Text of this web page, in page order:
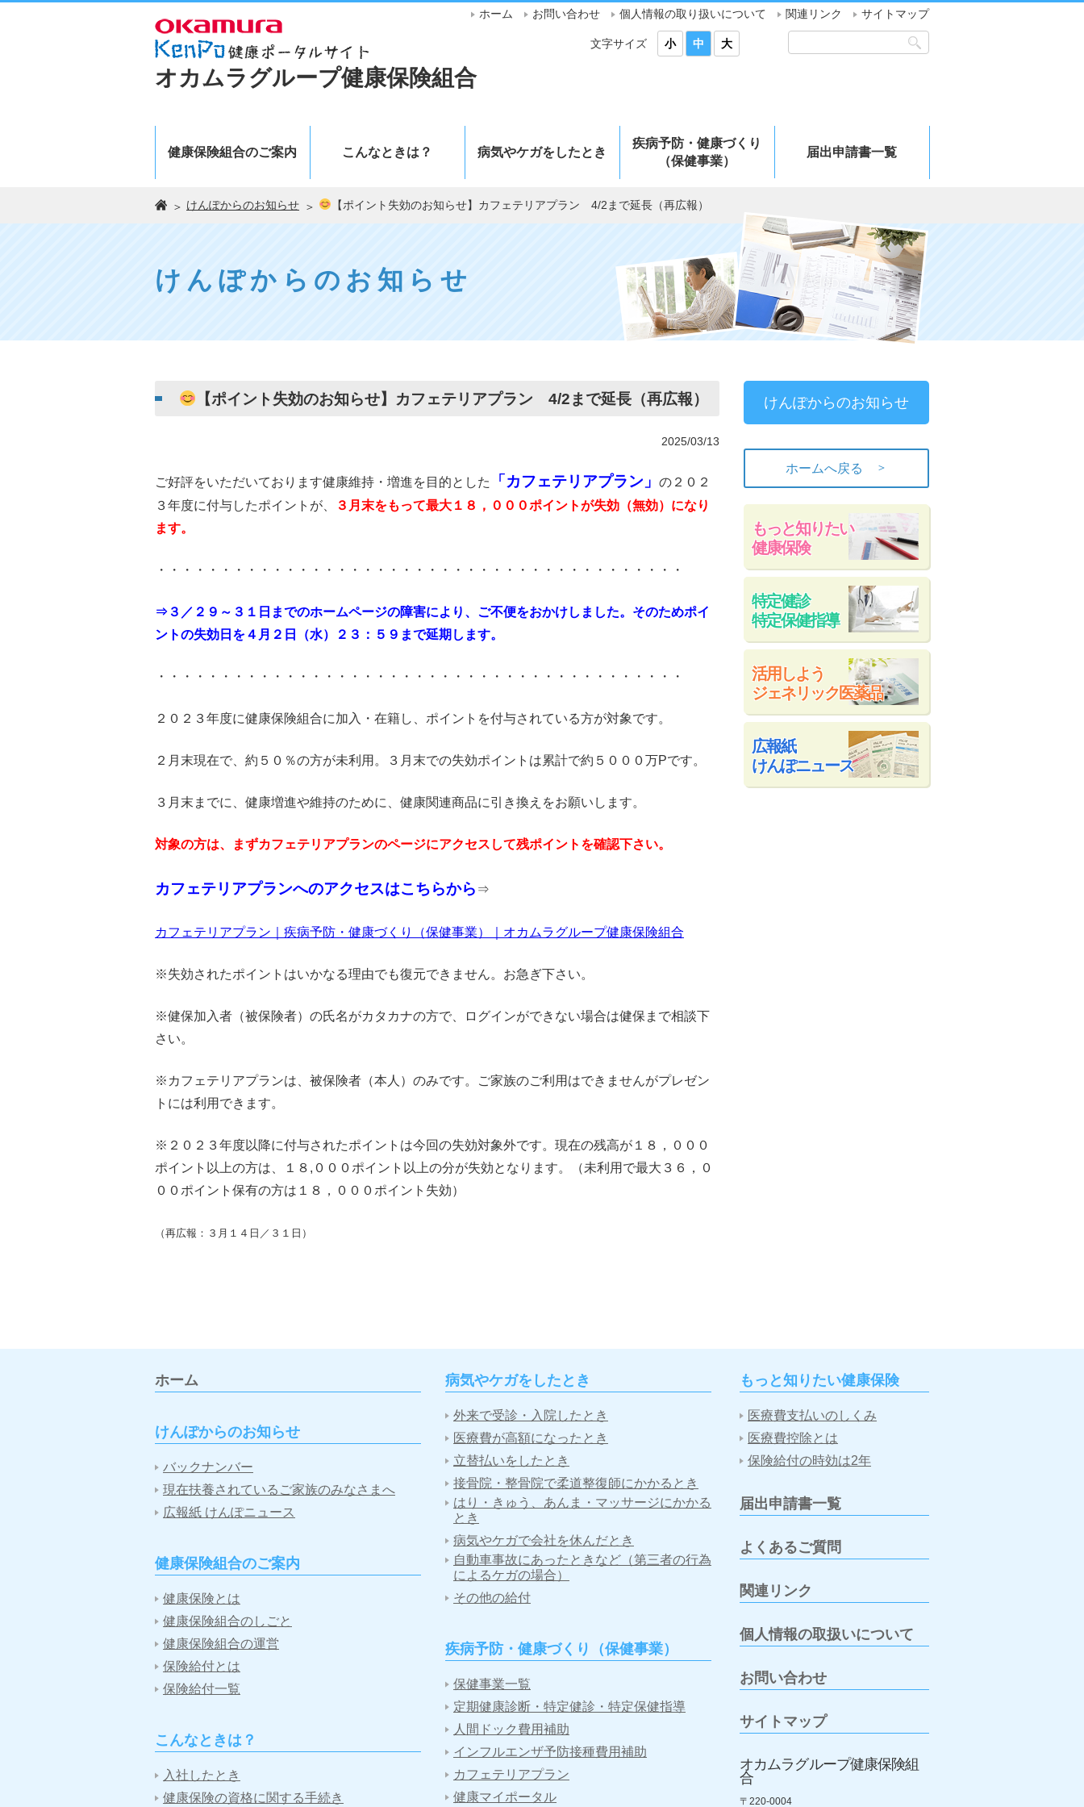
オカムラグループ健康保険組合
ホーム お問い合わせ 個人情報の取り扱いについて 関連リンク サイトマップ
文字サイズ 小 中 大
健康保険組合のご案内 こんなときは？ 病気やケガをしたとき
疾病予防・健康づくり
（保健事業）
届出申請書一覧
けんぽからのお知らせ 【ポイント失効のお知らせ】カフェテリアプラン 4/2まで延長（再広報）
けんぽからのお知らせ
【ポイント失効のお知らせ】カフェテリアプラン 4/2まで延長（再広報）
2025/03/13
ご好評をいただいております健康維持・増進を目的とした 「カフェテリアプラン」 の２０２
３年度に付与したポイントが、
３月末をもって最大１８，０００ポイントが失効（無効）になり
ます。
・・・・・・・・・・・・・・・・・・・・・・・・・・・・・・・・・・・・・・・・・
⇒３／２９～３１日までのホームページの障害により、ご不便をおかけしました。そのためポイ
ントの失効日を４月２日（水）２３：５９まで延期します。
・・・・・・・・・・・・・・・・・・・・・・・・・・・・・・・・・・・・・・・・・
２０２３年度に健康保険組合に加入・在籍し、ポイントを付与されている方が対象です。
２月末現在で、約５０％の方が未利用。３月末での失効ポイントは累計で約５０００万Pです。
３月末までに、健康増進や維持のために、健康関連商品に引き換えをお願いします。
対象の方は、まずカフェテリアプランのページにアクセスして残ポイントを確認下さい。
カフェテリアプランへのアクセスはこちらから ⇒
カフェテリアプラン｜疾病予防・健康づくり（保健事業）｜オカムラグループ健康保険組合
※失効されたポイントはいかなる理由でも復元できません。お急ぎ下さい。
※健保加入者（被保険者）の氏名がカタカナの方で、ログインができない場合は健保まで相談下
さい。
※カフェテリアプランは、被保険者（本人）のみです。ご家族のご利用はできませんがプレゼン
トには利用できます。
※２０２３年度以降に付与されたポイントは今回の失効対象外です。現在の残高が１８，０００
ポイント以上の方は、１８,０００ポイント以上の分が失効となります。（未利用で最大３６，０
００ポイント保有の方は１８，０００ポイント失効）
（再広報：３月１４日／３１日）
けんぽからのお知らせ
ホームへ戻る ＞
もっと知りたい
健康保険
特定健診
特定保健指導
活用しよう
ジェネリック医薬品
広報紙
けんぽニュース
ホーム
けんぽからのお知らせ
バックナンバー
現在扶養されているご家族のみなさまへ
広報紙 けんぽニュース
健康保険組合のご案内
健康保険とは
健康保険組合のしごと
健康保険組合の運営
保険給付とは
保険給付一覧
こんなときは？
入社したとき
健康保険の資格に関する手続き
病気やケガをしたとき
外来で受診・入院したとき
医療費が高額になったとき
立替払いをしたとき
接骨院・整骨院で柔道整復師にかかるとき
はり・きゅう、あんま・マッサージにかかる
とき
病気やケガで会社を休んだとき
自動車事故にあったときなど（第三者の行為
によるケガの場合）
その他の給付
疾病予防・健康づくり（保健事業）
保健事業一覧
定期健康診断・特定健診・特定保健指導
人間ドック費用補助
インフルエンザ予防接種費用補助
カフェテリアプラン
健康マイポータル
もっと知りたい健康保険
医療費支払いのしくみ
医療費控除とは
保険給付の時効は2年
届出申請書一覧
よくあるご質問
関連リンク
個人情報の取扱いについて
お問い合わせ
サイトマップ
オカムラグループ健康保険組
合
〒220-0004